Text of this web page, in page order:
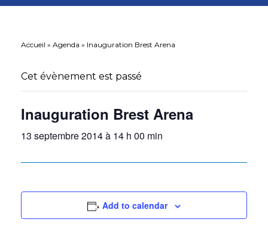
Accueil » Agenda » Inauguration Brest Arena
Cet évènement est passé
Inauguration Brest Arena
13 septembre 2014 à 14 h 00 min
Add to calendar